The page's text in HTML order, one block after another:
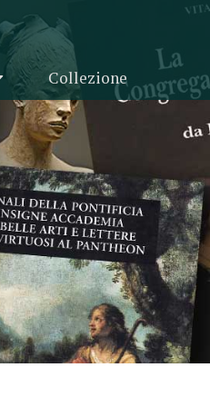
Collezione